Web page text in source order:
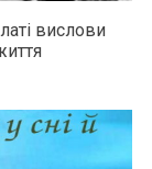
вислови